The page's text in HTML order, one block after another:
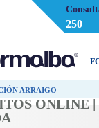
250
ARRAIGO
ONLINE